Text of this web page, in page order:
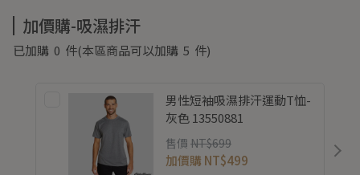
加價購-吸濕排汗
已加購 0 件(本區商品可以加購 5 件)
男性短袖吸濕排汗運動T恤-
灰色 13550881
售價 NT$699
加價購 NT$499